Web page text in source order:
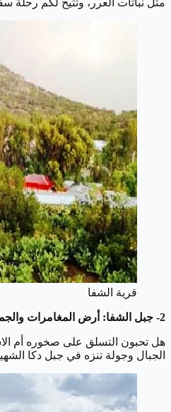
مثل نباتات العرر، وتتيح لكم رحلة
قرية الشفا
2- جبل الشفا: أرض المغامرات والجمال
هل تحبون التسلق على صخوره أم
الجبال وجولة تنزه في جبل دكا